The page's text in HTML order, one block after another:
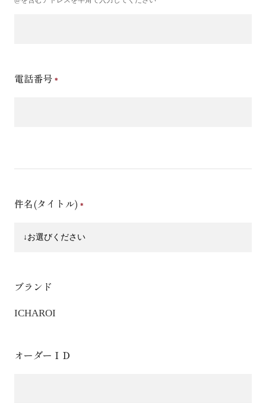
電話番号
件名(タイトル)
ブランド
ICHAROI
オーダーＩＤ